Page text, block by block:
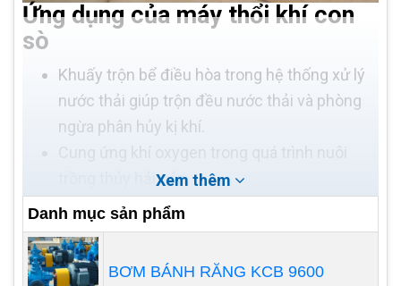
Ứng dụng của máy thổi khí con
sò
Khuấy trộn bể điều hòa trong hệ thống xử lý
nước thải giúp trộn đều nước thải và phòng
ngừa phân hủy kị khí.
trồng thủy hải sản.
Thu hồi khí gas trong hệ thống Biogas.
Vận chuyển khí nén.
Cung ứng khí cho vi sinh tồn tại và phát triển
trong bể hiếu khí. Xem thêm MáyThổi Khí
Xem thêm
Danh mục sản phẩm
BƠM BÁNH RĂNG KCB 9600